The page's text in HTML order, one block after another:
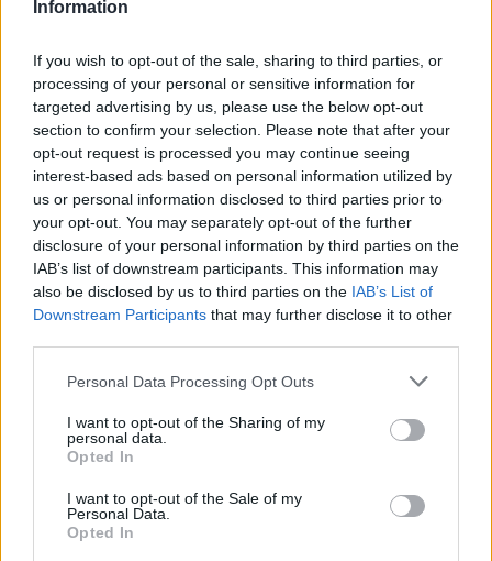
Information
If you wish to opt-out of the sale, sharing to third parties, or
processing of your personal or sensitive information for
targeted advertising by us, please use the below opt-out
section to confirm your selection. Please note that after your
opt-out request is processed you may continue seeing
interest-based ads based on personal information utilized by
us or personal information disclosed to third parties prior to
your opt-out. You may separately opt-out of the further
disclosure of your personal information by third parties on the
IAB’s list of downstream participants. This information may
also be disclosed by us to third parties on the IAB’s List of
Downstream Participants that may further disclose it to other
Personal Data Processing Opt Outs
I want to opt-out of the Sharing of my
personal data.
Opted In
I want to opt-out of the Sale of my
Personal Data.
Opted In